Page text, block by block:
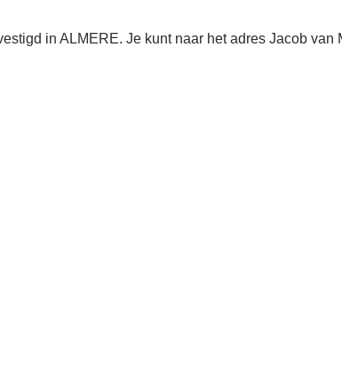
in ALMERE. Je kunt naar het adres Jacob van